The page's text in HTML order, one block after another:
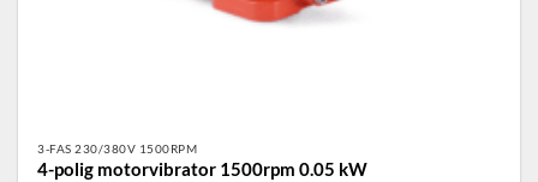
3-FAS 230/380V 1500RPM
4-polig motorvibrator 1500rpm 0.05 kW